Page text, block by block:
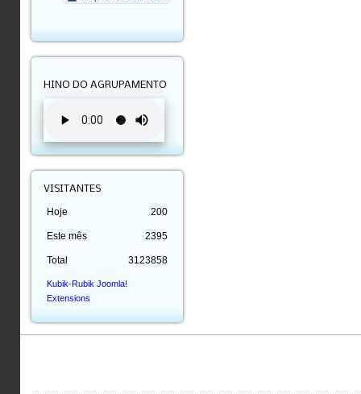
HINO DO AGRUPAMENTO
VISITANTES
Hoje 200
Este mês 2395
Total 3123858
Kubik-Rubik Joomla!
Extensions